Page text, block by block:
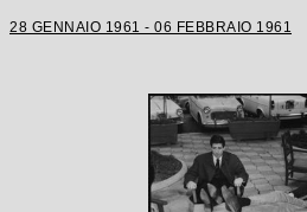
28 GENNAIO 1961 - 06 FEBBRAIO 1961